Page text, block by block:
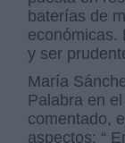
baterías de
económicas.
y ser
María
Palabra en
comentado,
aspectos: “